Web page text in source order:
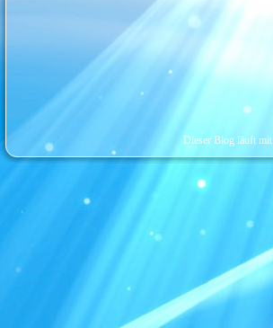
Dieser Blog läuft mit